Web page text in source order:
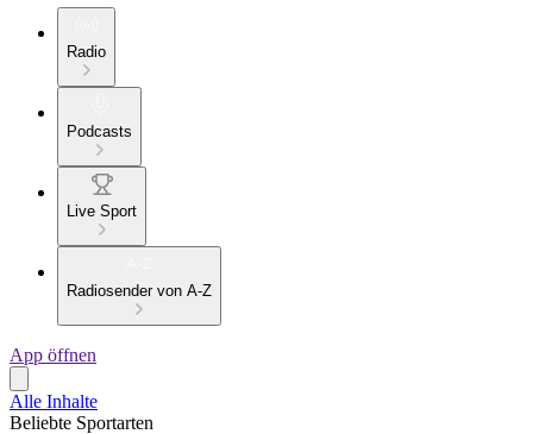
Radio
Podcasts
Live Sport
Radiosender von A-Z
App öffnen
Alle Inhalte
Beliebte Sportarten